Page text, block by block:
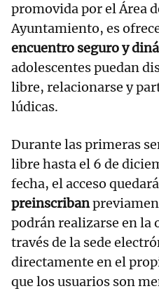
promovida por el Área
Ayuntamiento, es
encuentro seguro y
adolescentes puedan
libre, relacionarse y
lúdicas.
Durante las primeras
libre hasta el 6 de
fecha, el acceso
preinscriban
podrán realizarse en la
través de la sede
directamente en el
que los usuarios son